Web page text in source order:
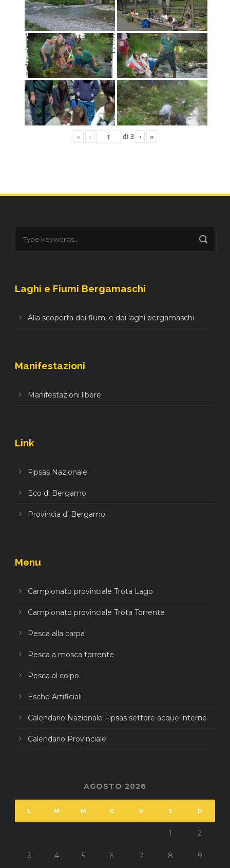
« ‹ di 3 › »
Laghi e Fiumi Bergamaschi
Alla scoperta dei fiumi e dei laghi bergamaschi
Manifestazioni
Manifestazioni libere
Link
Fipsas Nazionale
Eco di Bergamo
Provincia di Bergamo
Menu
Campionato provinciale Trota Lago
Campionato provinciale Trota Torrente
Pesca alla carpa
Pesca a mosca torrente
Pesca al colpo
Esche Artificiali
Calendario Nazionale Fipsas settore acque interne
Calendario Provinciale
AGOSTO 2026
L M M G V S D
1 2
3 4 5 6 7 8 9